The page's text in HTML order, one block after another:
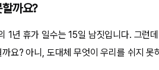
까요?
1년 휴가 일수는 15일 남짓입니다. 그런
요? 아니, 도대체 무엇이 우리를 쉬지 못